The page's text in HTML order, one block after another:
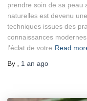
prendre soin de sa peau
naturelles est devenu
techniques issues des
connaissances
l’éclat de votre Read
By
1 an ago